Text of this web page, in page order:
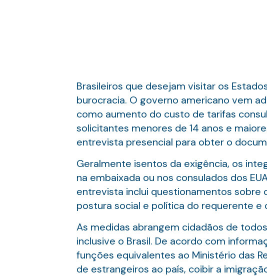
Brasileiros que desejam visitar os
burocracia. O governo americano vem
como aumento do custo de tarifas
solicitantes menores de 14 anos e
entrevista presencial para obter o
Geralmente isentos da exigência, os
na embaixada ou nos consulados dos
entrevista inclui questionamentos sobre
postura social e política do requerente
As medidas abrangem cidadãos de
inclusive o Brasil. De acordo com
funções equivalentes ao Ministério das
de estrangeiros ao país, coibir a